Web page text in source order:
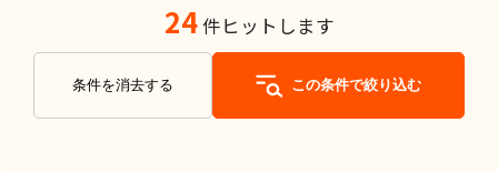
24件ヒットします
条件を消去する この条件で絞り込む